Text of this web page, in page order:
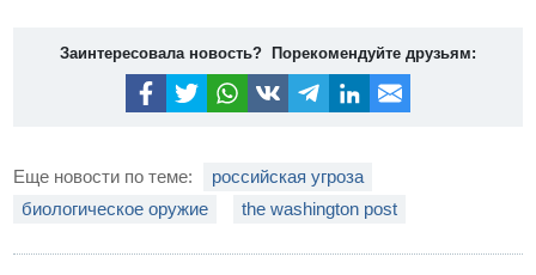
Заинтересовала новость? Порекомендуйте друзьям:
Еще новости по теме:
российская угроза
биологическое оружие
the washington post